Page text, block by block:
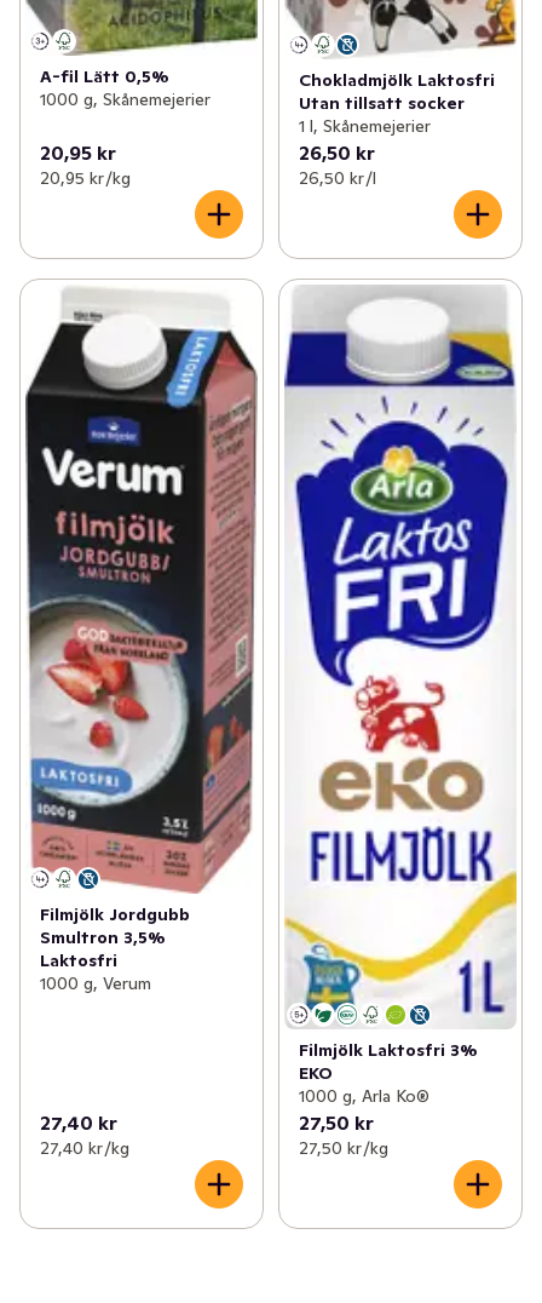
A-fil Lätt 0,5%
1000 g, Skånemejerier
20,95 kr
20,95 kr /kg
Chokladmjölk Laktosfri
Utan tillsatt socker
1 l, Skånemejerier
26,50 kr
26,50 kr /l
Filmjölk Jordgubb
Smultron 3,5%
Laktosfri
1000 g, Verum
27,40 kr
27,40 kr /kg
Filmjölk Laktosfri 3%
EKO
1000 g, Arla Ko®
27,50 kr
27,50 kr /kg